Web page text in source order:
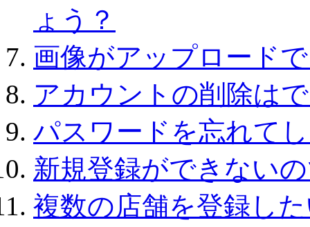
ょう？
画像がアップロード
アカウントの削除は
パスワードを忘れて
新規登録ができない
複数の店舗を登録し